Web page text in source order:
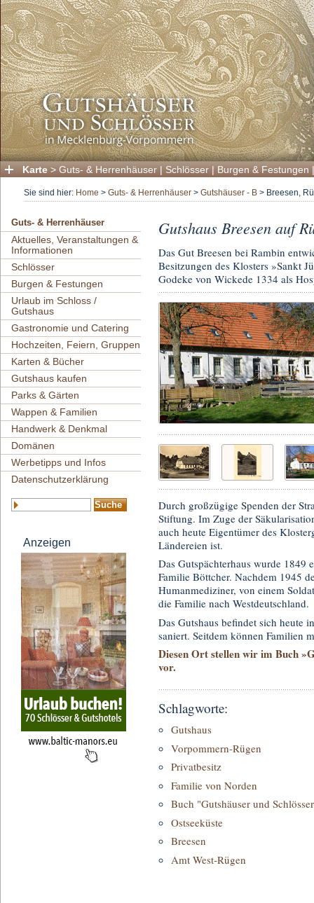
Karte > Guts- & Herrenhäuser | Schlösser | Burgen & Festungen
Sie sind hier: Home > Guts- & Herrenhäuser > Gutshäuser - B > Breesen,
Guts- & Herrenhäuser
Aktuelles, Veranstaltungen &
Informationen
Schlösser
Burgen & Festungen
Urlaub im Schloss /
Gutshaus
Gastronomie und Catering
Hochzeiten, Feiern, Gruppen
Karten & Bücher
Gutshaus kaufen
Parks & Gärten
Wappen & Familien
Handwerk & Denkmal
Domänen
Werbetipps und Infos
Datenschutzerklärung
Anzeigen
Gutshaus Breesen auf
Das Gut Breesen bei Rambin
Besitzungen des Klosters »Sankt
Godeke von Wickede 1334 als
Durch großzügige Spenden der
Stiftung. Im Zuge der
auch heute Eigentümer des
Ländereien ist.
Das Gutspächterhaus wurde 1849
Familie Böttcher. Nachdem 1945
Humanmediziner, von einem
die Familie nach Westdeutschland.
Das Gutshaus befindet sich heute
saniert. Seitdem können Familien
Diesen Ort stellen wir im Buch
vor.
Schlagworte:
Gutshaus
Vorpommern-Rügen
Privatbesitz
Familie von Norden
Buch "Gutshäuser und
Ostseeküste
Breesen
Amt West-Rügen